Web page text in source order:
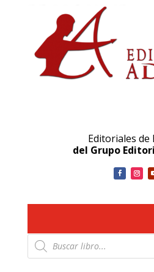
Editoriales de
del Grupo
Búsqueda
de
productos